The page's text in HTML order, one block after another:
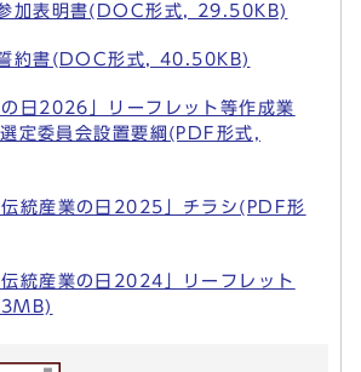
参加表明書(DOC形式, 29.50KB)
誓約書(DOC形式, 40.50KB)
の日2026」リーフレット等作成業
定委員会設置要綱(PDF形式,
伝統産業の日2025」チラシ(PDF形
伝統産業の日2024」リーフレット